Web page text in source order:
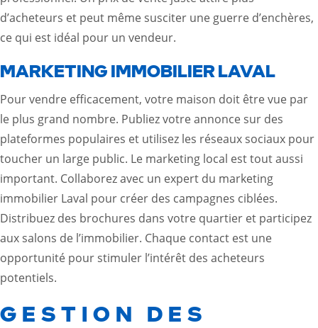
d’acheteurs et peut même susciter une guerre d’enchères,
ce qui est idéal pour un vendeur.
MARKETING IMMOBILIER LAVAL
Pour vendre efficacement, votre maison doit être vue par
le plus grand nombre. Publiez votre annonce sur des
plateformes populaires et utilisez les réseaux sociaux pour
toucher un large public. Le marketing local est tout aussi
important. Collaborez avec un expert du marketing
immobilier Laval pour créer des campagnes ciblées.
Distribuez des brochures dans votre quartier et participez
aux salons de l’immobilier. Chaque contact est une
opportunité pour stimuler l’intérêt des acheteurs
potentiels.
GESTION DES